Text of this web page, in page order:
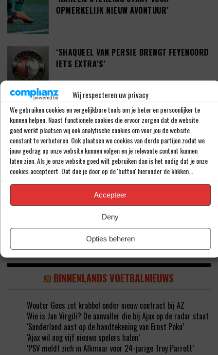
Wij respecteren uw privacy
We gebruiken cookies en vergelijkbare tools om je beter en persoonlijker te
kunnen helpen. Naast functionele cookies die ervoor zorgen dat de website
goed werkt plaatsen wij ook analytische cookies om voor jou de website
constant te verbeteren. Ook plaatsen we cookies van derde partijen zodat we
jouw gedrag op onze website kunnen volgen en je relevante content kunnen
laten zien. Als je onze website goed wilt gebruiken dan is het nodig dat je onze
cookies accepteert. Dat doe je door op de 'button' hieronder de klikken...
Accepteer
Deny
Opties beheren
OPMERKELIJK NIEUW AVONTUUR’
‘SHAQUEEL VAN PERSIE BRENGT FEYENOORD
IETS EXTRA’S’
DEFINITIEF: IN-BEOM HWANG ZET LOOPBAAN
VOORT BIJ FC PORTO
‘CRYSENSIO SUMMERVILLE DICHT BIJ
AKKOORD MET AS ROMA’
THOMAS BEELEN NA EEN JAAR OP DE WEG
TERUG BIJ FEYENOORD
BINNENLANDS VOETBALNIEUWS
Wouter Goes zet krabbel onder nieuw contract bij AZ
Wie is Jan Virgili? De aanvaller die bij Ajax op de radar staat
‘Sunderland aast op de handtekening van Ernst Poku’
‘Ajax wil nog vijf nieuwe spelers halen’
‘PSV meldt zich in Alkmaar voor 24-jarige Troy Parrott’